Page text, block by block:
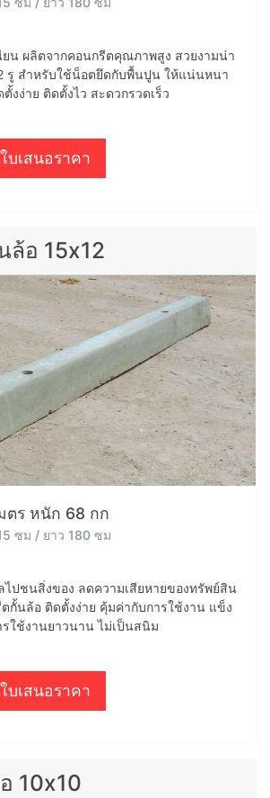
ยน ผลิตจากคอนกรีตคุณภาพสูง สวยงามน่า
รู สำหรับใช้น็อตยึดกับพื้นปูน ให้แน่นหนา
งง่าย ติดตั้งไว สะดวกรวดเร็ว
บเสนอราคา
ล้อ 15x12
ตร หนัก 68 กก
ซม / ยาว 180 ซม
ปชนสิ่งของ ลดความเสียหายของทรัพย์สิน
กั้นล้อ ติดตั้งง่าย คุ้มค่ากับการใช้งาน แข็ง
ใช้งานยาวนาน ไม่เป็นสนิม
บเสนอราคา
10x10